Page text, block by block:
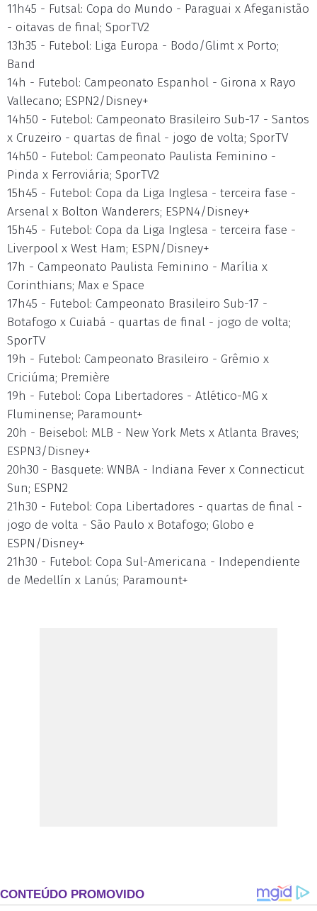
11h45 - Futsal: Copa do Mundo - Paraguai x Afeganistão
- oitavas de final; SporTV2
13h35 - Futebol: Liga Europa - Bodo/Glimt x Porto;
Band
14h - Futebol: Campeonato Espanhol - Girona x Rayo
Vallecano; ESPN2/Disney+
14h50 - Futebol: Campeonato Brasileiro Sub-17 - Santos
x Cruzeiro - quartas de final - jogo de volta; SporTV
14h50 - Futebol: Campeonato Paulista Feminino -
Pinda x Ferroviária; SporTV2
15h45 - Futebol: Copa da Liga Inglesa - terceira fase -
Arsenal x Bolton Wanderers; ESPN4/Disney+
15h45 - Futebol: Copa da Liga Inglesa - terceira fase -
Liverpool x West Ham; ESPN/Disney+
17h - Campeonato Paulista Feminino - Marília x
Corinthians; Max e Space
17h45 - Futebol: Campeonato Brasileiro Sub-17 -
Botafogo x Cuiabá - quartas de final - jogo de volta;
SporTV
19h - Futebol: Campeonato Brasileiro - Grêmio x
Criciúma; Première
19h - Futebol: Copa Libertadores - Atlético-MG x
Fluminense; Paramount+
20h - Beisebol: MLB - New York Mets x Atlanta Braves;
ESPN3/Disney+
20h30 - Basquete: WNBA - Indiana Fever x Connecticut
Sun; ESPN2
21h30 - Futebol: Copa Libertadores - quartas de final -
jogo de volta - São Paulo x Botafogo; Globo e
ESPN/Disney+
21h30 - Futebol: Copa Sul-Americana - Independiente
de Medellín x Lanús; Paramount+